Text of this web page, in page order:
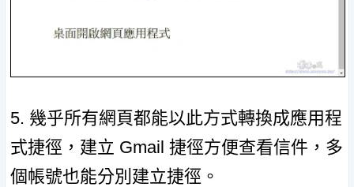
5. 幾乎所有網頁都能以此方式轉換成應用程
式捷徑，建立 Gmail 捷徑方便查看信件，多
個帳號也能分別建立捷徑。